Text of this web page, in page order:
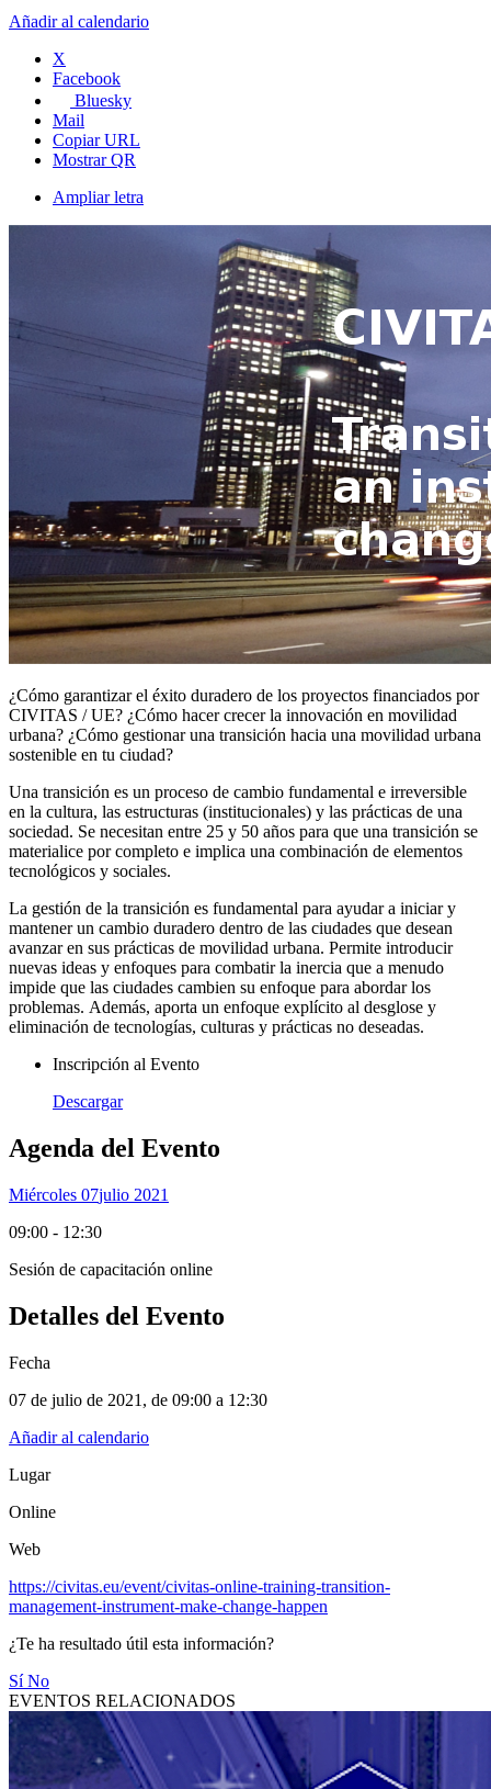
Añadir al calendario
X
Facebook
Bluesky
Mail
Copiar URL
Mostrar QR
Ampliar letra
¿Cómo garantizar el éxito duradero de los proyectos financiados por
CIVITAS / UE? ¿Cómo hacer crecer la innovación en movilidad
urbana? ¿Cómo gestionar una transición hacia una movilidad urbana
sostenible en tu ciudad?
Una transición es un proceso de cambio fundamental e irreversible
en la cultura, las estructuras (institucionales) y las prácticas de una
sociedad. Se necesitan entre 25 y 50 años para que una transición se
materialice por completo e implica una combinación de elementos
tecnológicos y sociales.
La gestión de la transición es fundamental para ayudar a iniciar y
mantener un cambio duradero dentro de las ciudades que desean
avanzar en sus prácticas de movilidad urbana. Permite introducir
nuevas ideas y enfoques para combatir la inercia que a menudo
impide que las ciudades cambien su enfoque para abordar los
problemas. Además, aporta un enfoque explícito al desglose y
eliminación de tecnologías, culturas y prácticas no deseadas.
Inscripción al Evento
Descargar
Agenda del Evento
Miércoles 07Julio 2021
09:00 - 12:30
Sesión de capacitación online
Detalles del Evento
Fecha
07 de julio de 2021 , de 09:00 a 12:30
Añadir al calendario
Lugar
Online
Web
https://civitas.eu/event/civitas-online-training-transition-
management-instrument-make-change-happen
¿Te ha resultado útil esta información?
SíNo
EVENTOS RELACIONADOS